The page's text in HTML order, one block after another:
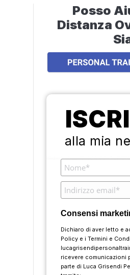
Posso
Distanza
alla mia
Consensi
Dichiaro di aver letto e
Policye i Termini e
ricevere comunicazioni
parte di Luca Grisendi